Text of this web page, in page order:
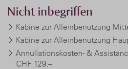
Nicht inbegriffen
Kabine zur Alleinbenutzung
Kabine zur Alleinbenutzung
Annullationskosten- &
CHF 129.–